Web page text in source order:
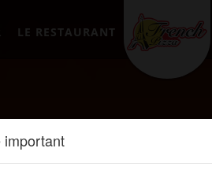
LE RESTAURANT
important